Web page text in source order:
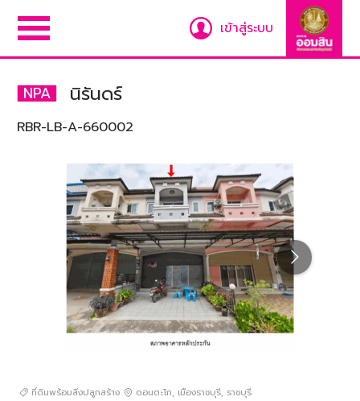
เข้าสู่ระบบ
NPA นิรันดร์
RBR-LB-A-660002
ที่ดินพร้อมสิ่งปลูกสร้าง ดอนตะโก, เมืองราชบุรี, ราชบุรี